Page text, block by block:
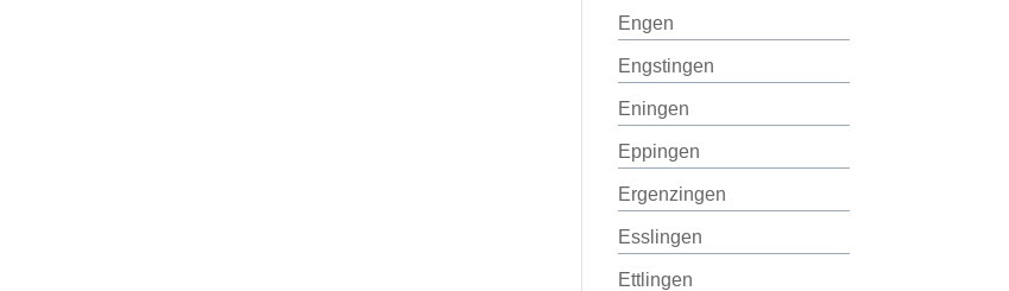
Engen
Engstingen
Eningen
Eppingen
Ergenzingen
Esslingen
Ettlingen